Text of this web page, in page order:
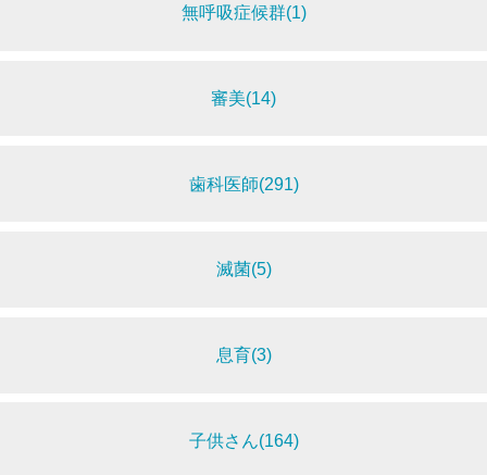
無呼吸症候群(1)
審美(14)
歯科医師(291)
滅菌(5)
息育(3)
子供さん(164)